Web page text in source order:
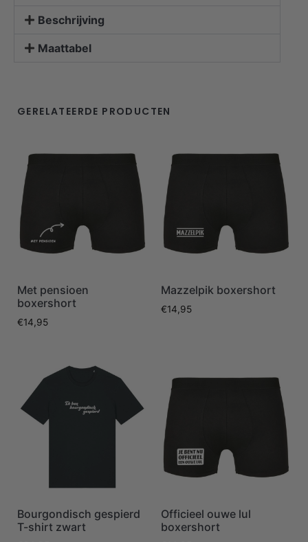
Beschrijving
Maattabel
GERELATEERDE PRODUCTEN
Met pensioen
boxershort
€14,95
Mazzelpik boxershort
€14,95
Bourgondisch gespierd
T-shirt zwart
Officieel ouwe lul
boxershort